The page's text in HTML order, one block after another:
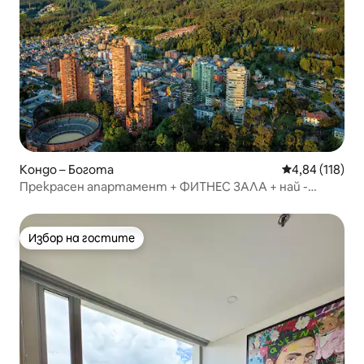
Кондо – Богота Средна
4,84 (118)
Прекрасен апартамент + ФИТНЕС ЗАЛА + най -
Избор на гостите
Избор на гостите